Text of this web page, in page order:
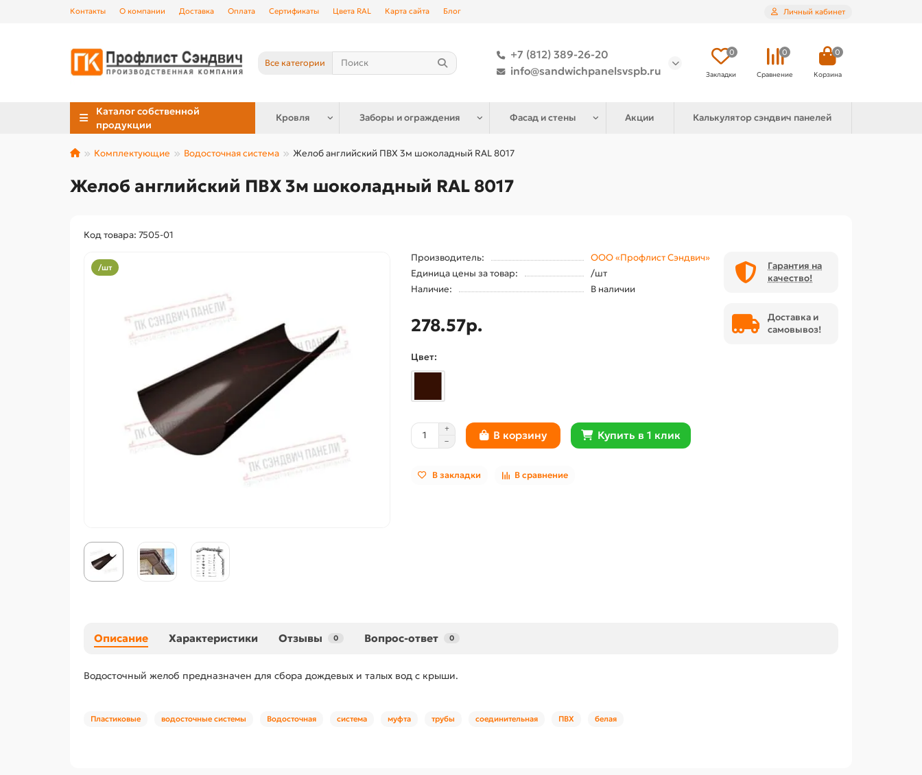
Контакты О компании Доставка Оплата Сертификаты Цвета RAL Карта сайта Блог Личный кабинет
Все категории
+7 (812) 389-26-20
info@sandwichpanelsvspb.ru
0
Закладки
0
Сравнение
0
Корзина
Каталог собственной
продукции
Кровля Заборы и ограждения Фасад и стены Акции Калькулятор сэндвич панелей
Комплектующие Водосточная система Желоб английский ПВХ 3м шоколадный RAL 8017
Желоб английский ПВХ 3м шоколадный RAL 8017
Код товара: 7505-01
/шт
Производитель:
ООО «Профлист Сэндвич»
Единица цены за товар:
/шт
Наличие:
В наличии
278.57р.
Цвет:
В корзину Купить в 1 клик
В закладки В сравнение
Гарантия на
качество!
Доставка и
самовывоз!
Описание Характеристики Отзывы 0 Вопрос-ответ 0
Водосточный желоб предназначен для сбора дождевых и талых вод с крыши.
Пластиковые водосточные системы Водосточная система муфта трубы соединительная ПВХ белая